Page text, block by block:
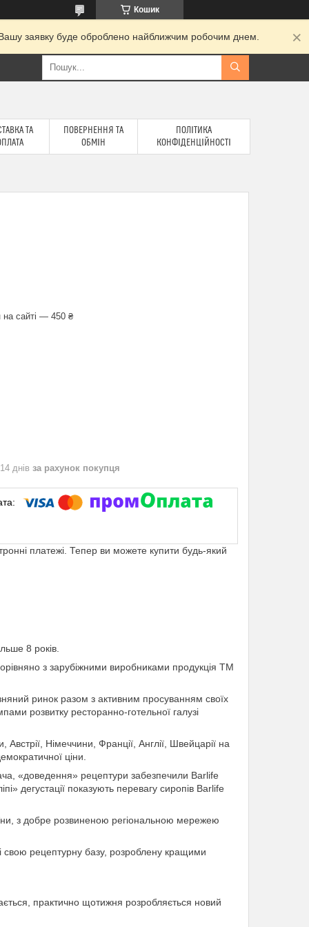
Кошик
заявку буде оброблено найближчим робочим днем.
ТА
ПОВЕРНЕННЯ ТА
ОБМІН
ПОЛІТИКА
КОНФІДЕНЦІЙНОСТІ
на сайті — 450 ₴
днів за рахунок покупця
платежі. Тепер ви можете купити будь-який
8 років.
з зарубіжними виробниками продукція ТМ
ринок разом з активним просуванням своїх
розвитку ресторанно-готельної галузі
Австрії, Німеччини, Франції, Англії, Швейцарії на
ціни.
«доведення» рецептури забезпечили Barlife
дегустації показують перевагу сиропів Barlife
з добре розвиненою регіональною мережею
свою рецептурну базу, розроблену кращими
практично щотижня розробляється новий